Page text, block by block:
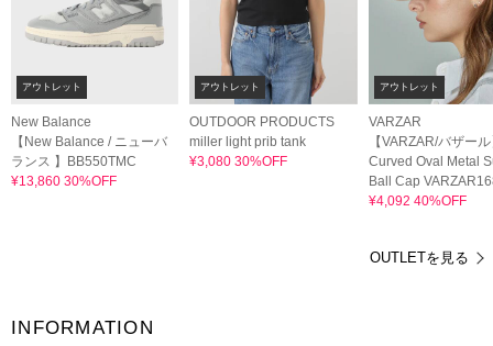
アウトレット
New Balance
【New Balance / ニューバ
ランス 】BB550TMC
¥13,860 30%OFF
アウトレット
OUTDOOR PRODUCTS
miller light prib tank
¥3,080 30%OFF
アウトレット
VARZAR
【VARZAR/バザー
Curved Oval Metal
Ball Cap
¥4,092 40%OFF
OUTLETを見る
INFORMATION